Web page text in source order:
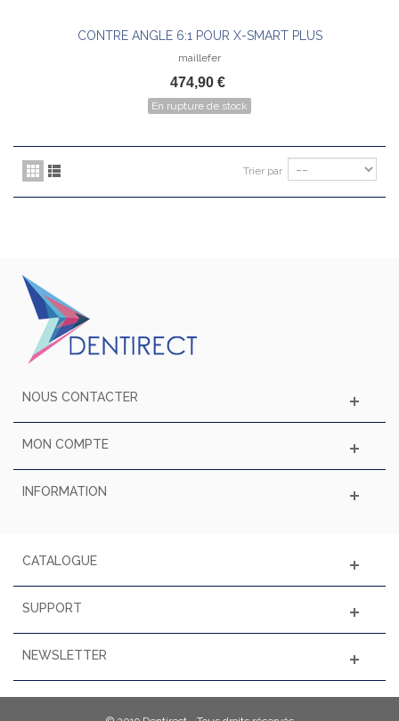
CONTRE ANGLE 6:1 POUR X-SMART PLUS
maillefer
474,90 €
En rupture de stock
Trier par
NOUS CONTACTER
MON COMPTE
INFORMATION
CATALOGUE
SUPPORT
NEWSLETTER